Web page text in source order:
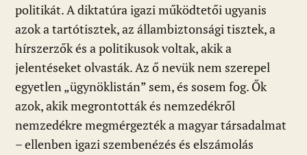
politikát. A diktatúra igazi működtetői ugyanis
azok a tartótisztek, az állambiztonsági tisztek, a
hírszerzők és a politikusok voltak, akik a
jelentéseket olvasták. Az ő nevük nem szerepel
egyetlen „ügynöklistán” sem, és sosem fog. Ők
azok, akik megrontották és nemzedékről
nemzedékre megmérgezték a magyar társadalmat
– ellenben igazi szembenézés és elszámolás